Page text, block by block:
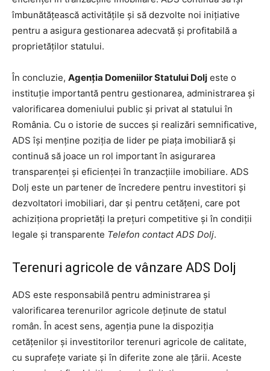
îmbunătăţească activităţile şi să dezvolte noi iniţiative
pentru a asigura gestionarea adecvată şi profitabilă a
proprietăţilor statului.
În concluzie, Agenţia Domeniilor Statului Dolj este o
instituţie importantă pentru gestionarea, administrarea şi
valorificarea domeniului public şi privat al statului în
România. Cu o istorie de succes şi realizări semnificative,
ADS îşi menţine poziţia de lider pe piaţa imobiliară şi
continuă să joace un rol important în asigurarea
transparenţei şi eficienţei în tranzacţiile imobiliare. ADS
Dolj este un partener de încredere pentru investitori şi
dezvoltatori imobiliari, dar şi pentru cetăţeni, care pot
achiziţiona proprietăţi la preţuri competitive şi în condiţii
legale şi transparente Telefon contact ADS Dolj.
Terenuri agricole de vânzare ADS Dolj
ADS este responsabilă pentru administrarea şi
valorificarea terenurilor agricole deţinute de statul
român. În acest sens, agenţia pune la dispoziţia
cetăţenilor şi investitorilor terenuri agricole de calitate,
cu suprafeţe variate şi în diferite zone ale ţării. Aceste